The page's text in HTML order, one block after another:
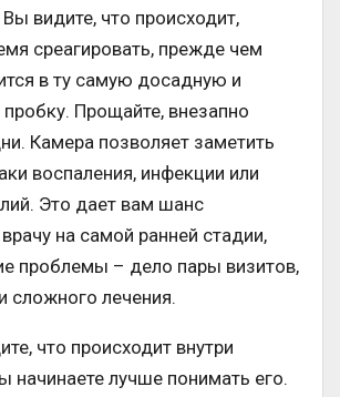
видите, что происходит,
среагировать, прежде чем
в ту самую досадную и
Прощайте, внезапно
Камера позволяет заметить
воспаления, инфекции или
Это дает вам шанс
на самой ранней стадии,
проблемы – дело пары визитов,
сложного лечения.
что происходит внутри
начинаете лучше понимать его.